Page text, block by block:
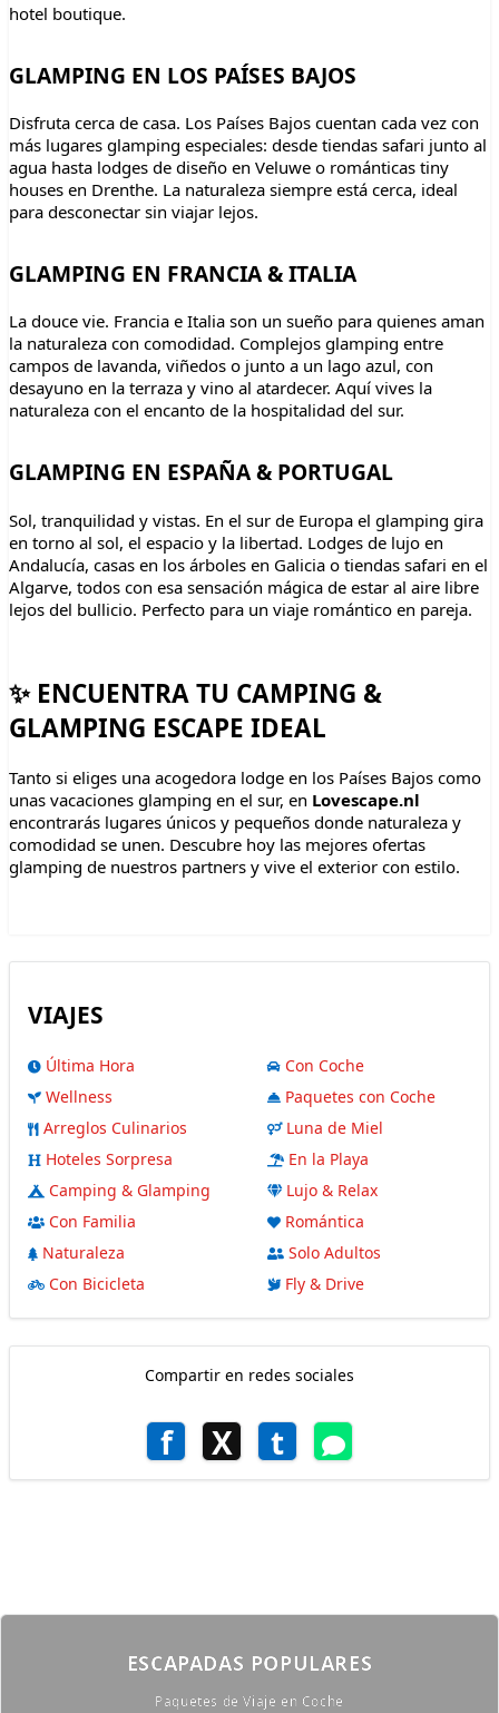
hotel boutique.
GLAMPING EN LOS PAÍSES BAJOS
Disfruta cerca de casa. Los Países Bajos cuentan cada vez con
más lugares glamping especiales: desde tiendas safari junto al
agua hasta lodges de diseño en Veluwe o románticas tiny
houses en Drenthe. La naturaleza siempre está cerca, ideal
para desconectar sin viajar lejos.
GLAMPING EN FRANCIA & ITALIA
La douce vie. Francia e Italia son un sueño para quienes aman
la naturaleza con comodidad. Complejos glamping entre
campos de lavanda, viñedos o junto a un lago azul, con
desayuno en la terraza y vino al atardecer. Aquí vives la
naturaleza con el encanto de la hospitalidad del sur.
GLAMPING EN ESPAÑA & PORTUGAL
Sol, tranquilidad y vistas. En el sur de Europa el glamping gira
en torno al sol, el espacio y la libertad. Lodges de lujo en
Andalucía, casas en los árboles en Galicia o tiendas safari en el
Algarve, todos con esa sensación mágica de estar al aire libre
lejos del bullicio. Perfecto para un viaje romántico en pareja.
✨ ENCUENTRA TU CAMPING &
GLAMPING ESCAPE IDEAL
Tanto si eliges una acogedora lodge en los Países Bajos como
unas vacaciones glamping en el sur, en Lovescape.nl
encontrarás lugares únicos y pequeños donde naturaleza y
comodidad se unen. Descubre hoy las mejores ofertas
glamping de nuestros partners y vive el exterior con estilo.
VIAJES
Última Hora
Wellness
Arreglos Culinarios
Hoteles Sorpresa
Camping & Glamping
Con Familia
Naturaleza
Con Bicicleta
Con Coche
Paquetes con Coche
Luna de Miel
En la Playa
Lujo & Relax
Romántica
Solo Adultos
Fly & Drive
Compartir en redes sociales
f X t
ESCAPADAS POPULARES
Paquetes de Viaje en Coche